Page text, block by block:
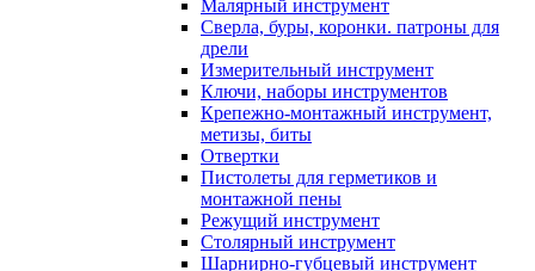
Малярный инструмент
Сверла, буры, коронки. патроны для
дрели
Измерительный инструмент
Ключи, наборы инструментов
Крепежно-монтажный инструмент,
метизы, биты
Отвертки
Пистолеты для герметиков и
монтажной пены
Режущий инструмент
Столярный инструмент
Шарнирно-губцевый инструмент